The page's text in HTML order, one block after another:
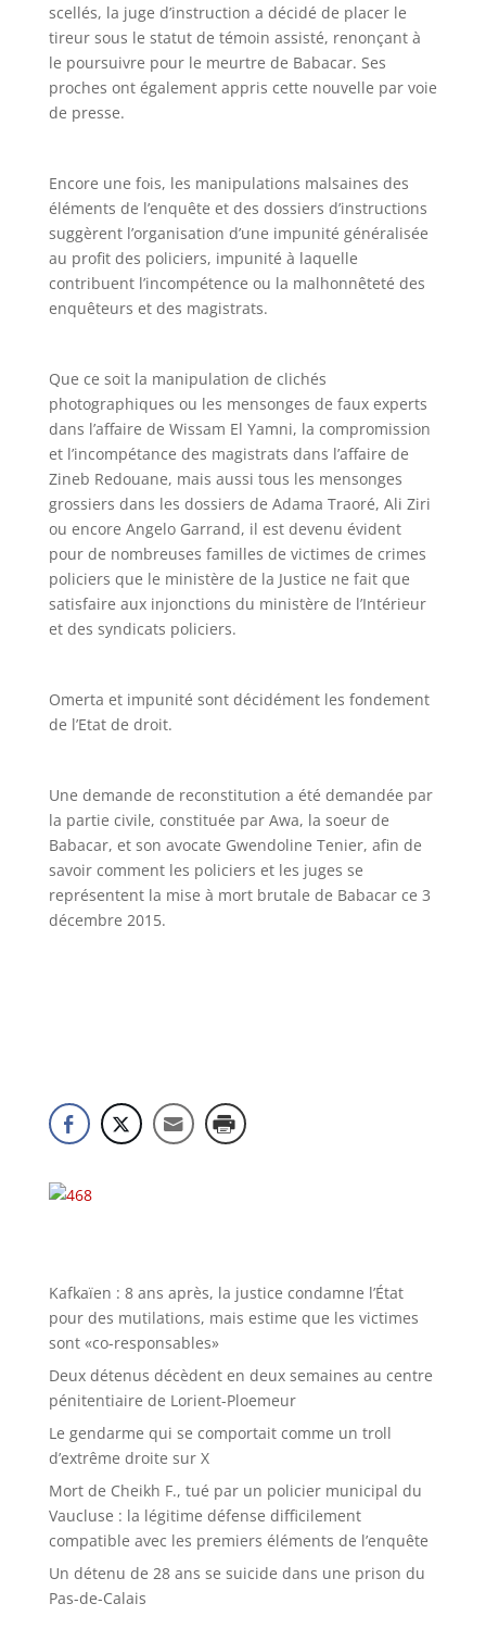
scellés, la juge d’instruction a décidé de placer le
tireur sous le statut de témoin assisté, renonçant à
le poursuivre pour le meurtre de Babacar. Ses
proches ont également appris cette nouvelle par voie
de presse.
Encore une fois, les manipulations malsaines des
éléments de l’enquête et des dossiers d’instructions
suggèrent l’organisation d’une impunité généralisée
au profit des policiers, impunité à laquelle
contribuent l’incompétence ou la malhonnêteté des
enquêteurs et des magistrats.
Que ce soit la manipulation de clichés
photographiques ou les mensonges de faux experts
dans l’affaire de Wissam El Yamni, la compromission
et l’incompétance des magistrats dans l’affaire de
Zineb Redouane, mais aussi tous les mensonges
grossiers dans les dossiers de Adama Traoré, Ali Ziri
ou encore Angelo Garrand, il est devenu évident
pour de nombreuses familles de victimes de crimes
policiers que le ministère de la Justice ne fait que
satisfaire aux injonctions du ministère de l’Intérieur
et des syndicats policiers.
Omerta et impunité sont décidément les fondement
de l’Etat de droit.
Une demande de reconstitution a été demandée par
la partie civile, constituée par Awa, la soeur de
Babacar, et son avocate Gwendoline Tenier, afin de
savoir comment les policiers et les juges se
représentent la mise à mort brutale de Babacar ce 3
décembre 2015.
Kafkaïen : 8 ans après, la justice condamne l’État
pour des mutilations, mais estime que les victimes
sont «co-responsables»
Deux détenus décèdent en deux semaines au centre
pénitentiaire de Lorient-Ploemeur
Le gendarme qui se comportait comme un troll
d’extrême droite sur X
Mort de Cheikh F., tué par un policier municipal du
Vaucluse : la légitime défense difficilement
compatible avec les premiers éléments de l’enquête
Un détenu de 28 ans se suicide dans une prison du
Pas-de-Calais